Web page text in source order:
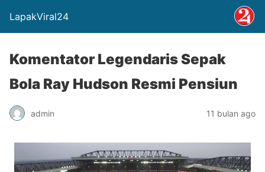
LapakViral24
Komentator Legendaris Sepak
Bola Ray Hudson Resmi Pensiun
admin 11 bulan ago